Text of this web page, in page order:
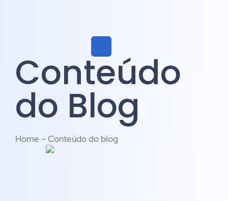
Conteúdo
do Blog
Home – Conteúdo do blog